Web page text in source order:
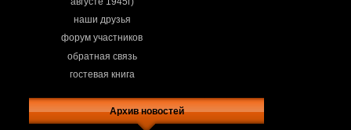
наши друзья
форум участников
обратная связь
гостевая книга
Архив новостей